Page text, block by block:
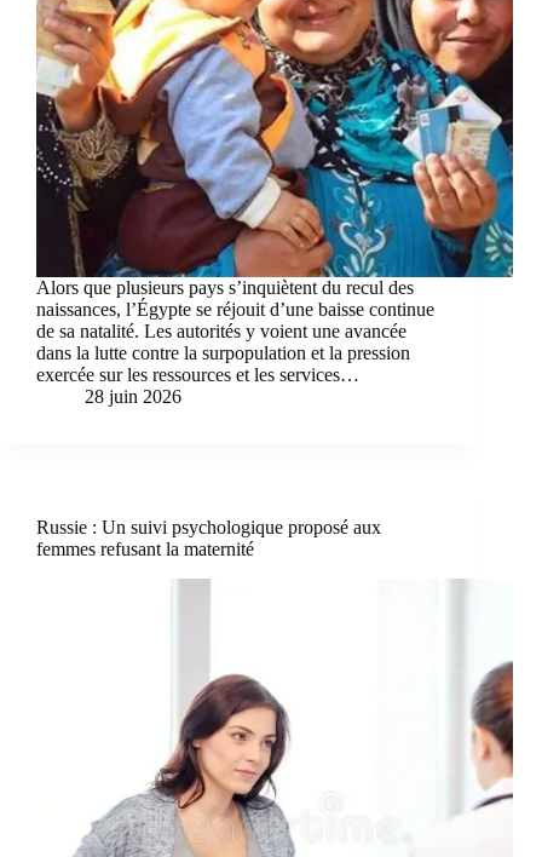
Alors que plusieurs pays s’inquiètent du recul des
naissances, l’Égypte se réjouit d’une baisse continue
de sa natalité. Les autorités y voient une avancée
dans la lutte contre la surpopulation et la pression
exercée sur les ressources et les services…
28 juin 2026
Russie : Un suivi psychologique proposé aux
femmes refusant la maternité